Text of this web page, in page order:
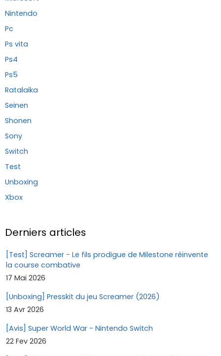
Nintendo
Pc
Ps vita
Ps4
Ps5
Ratalaika
Seinen
Shonen
Sony
Switch
Test
Unboxing
Xbox
Derniers articles
[Test] Screamer - Le fils prodigue de Milestone réinvente
la course combative
17 Mai 2026
[Unboxing] Presskit du jeu Screamer (2026)
13 Avr 2026
[Avis] Super World War - Nintendo Switch
22 Fev 2026